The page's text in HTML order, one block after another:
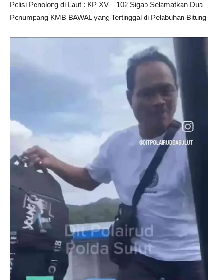
Polisi Penolong di Laut : KP XV – 102 Sigap Selamatkan Dua
Penumpang KMB BAWAL yang Tertinggal di Pelabuhan Bitung